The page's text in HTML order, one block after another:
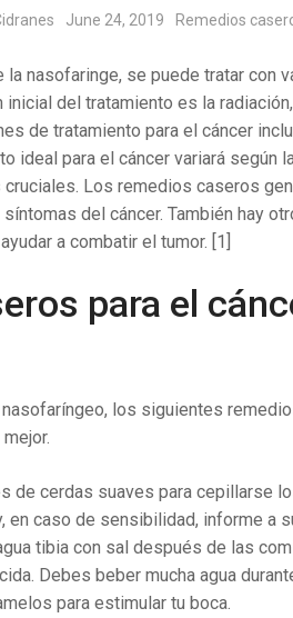
June 24, 2019 Remedios
la nasofaringe, se puede tratar con
del tratamiento es la
de tratamiento para el cáncer
ideal para el cáncer variará según
Los remedios caseros
del cáncer. También hay
a combatir el tumor. [1]
para el
los siguientes
de cerdas suaves para cepillarse
en caso de sensibilidad, informe a
tibia con sal después de las
Debes beber mucha agua
para estimular tu boca.